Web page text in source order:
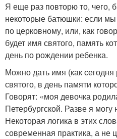
Я еще раз повторю то, чего,
некоторые батюшки: если
по церковному, или, как
будет имя святого, память
день по рождении ребенка.
Можно дать имя (как сегодня
святого, в день памяти
Говорят: «моя девочка
Петербургской. Разве я могу
Некоторая логика в этих
современная практика, а не